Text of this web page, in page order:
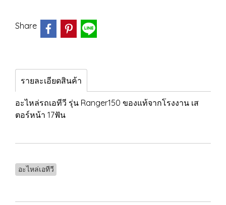
Share
รายละเอียดสินค้า
อะไหล่รถเอทีวี รุ่น Ranger150 ของแท้จากโรงงาน เส
ตอร์หน้า 17ฟัน
อะไหล่เอทีวี